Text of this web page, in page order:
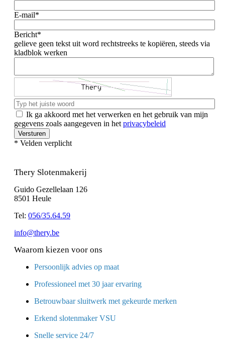
E-mail*
Bericht*
gelieve geen tekst uit word rechtstreeks te kopiëren, steeds via
kladblok werken
Ik ga akkoord met het verwerken en het gebruik van mijn
gegevens zoals aangegeven in het privacybeleid
Versturen
* Velden verplicht
Thery Slotenmakerij
Guido Gezellelaan 126
8501 Heule
Tel: 056/35.64.59
info@thery.be
Waarom kiezen voor ons
Persoonlijk advies op maat
Professioneel met 30 jaar ervaring
Betrouwbaar sluitwerk met gekeurde merken
Erkend slotenmaker VSU
Snelle service 24/7